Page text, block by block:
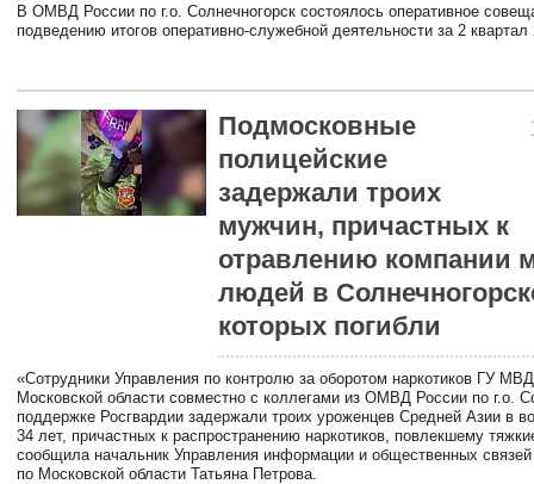
В ОМВД России по г.о. Солнечногорск состоялось оперативное
подведению итогов оперативно-служебной деятельности за 2 квартал
Подмосковные
полицейские
задержали троих
мужчин, причастных к
отравлению компании
людей в
которых погибли
«Сотрудники Управления по контролю за оборотом наркотиков ГУ
Московской области совместно с коллегами из ОМВД России по г.о.
поддержке Росгвардии задержали троих уроженцев Средней Азии в
34 лет, причастных к распространению наркотиков, повлекшему
сообщила начальник Управления информации и общественных
по Московской области Татьяна Петрова.